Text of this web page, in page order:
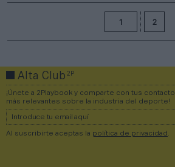
2
Alta Club2P
¡Únete a 2Playbook y comparte con tus
más relevantes sobre la industria del deporte!
Al suscribirte aceptas la política de privacidad .